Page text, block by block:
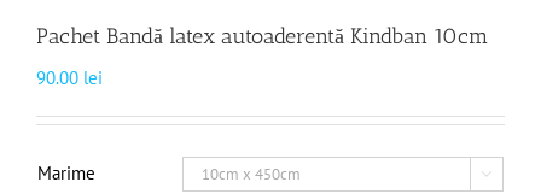
Pachet Bandă latex autoaderentă Kindban 10cm
90.00 lei
Marime 